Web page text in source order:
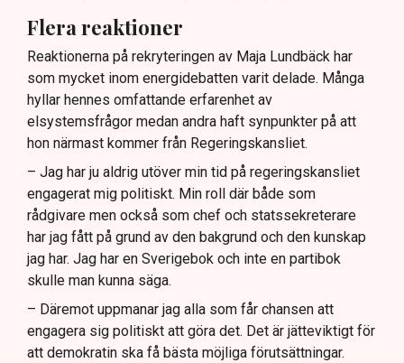
Flera reaktioner
Reaktionerna på rekryteringen av Maja Lundbäck har
som mycket inom energidebatten varit delade. Många
hyllar hennes omfattande erfarenhet av
elsystemsfrågor medan andra haft synpunkter på att
hon närmast kommer från Regeringskansliet.
– Jag har ju aldrig utöver min tid på regeringskansliet
engagerat mig politiskt. Min roll där både som
rådgivare men också som chef och statssekreterare
har jag fått på grund av den bakgrund och den kunskap
jag har. Jag har en Sverigebok och inte en partibok
skulle man kunna säga.
– Däremot uppmanar jag alla som får chansen att
engagera sig politiskt att göra det. Det är jätteviktigt för
att demokratin ska få bästa möjliga förutsättningar.